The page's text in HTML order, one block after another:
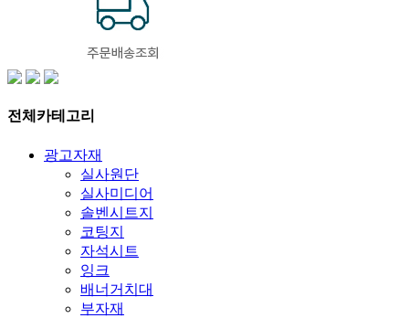
전체카테고리
광고자재
실사원단
실사미디어
솔벤시트지
코팅지
자석시트
잉크
배너거치대
부자재